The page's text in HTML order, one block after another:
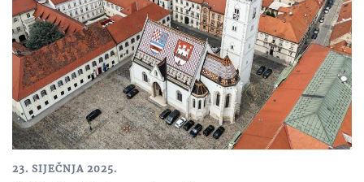
23. SIJEČNJA 2025.